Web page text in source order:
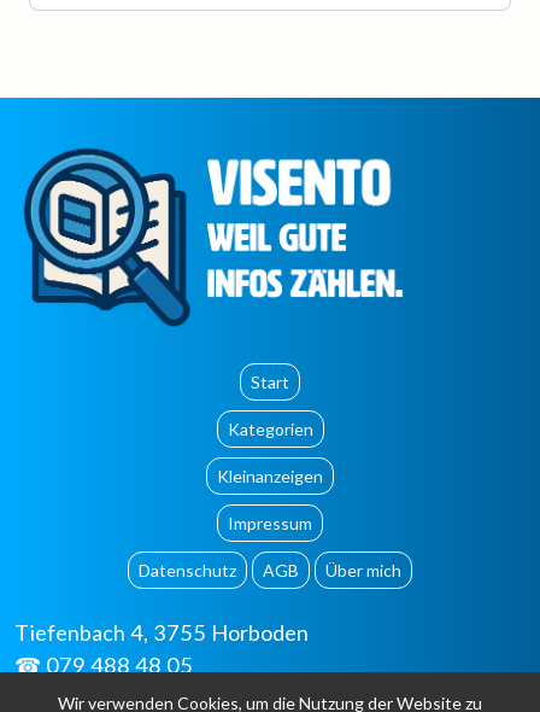
Wir verwenden Cookies, um die Nutzung der Website zu
Start
Kategorien
Kleinanzeigen
Impressum
Datenschutz AGB Über mich
Tiefenbach 4, 3755 Horboden
☎ 079 488 48 05
info@visento.ch